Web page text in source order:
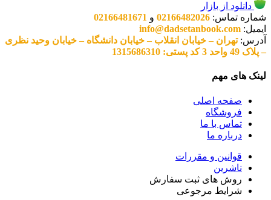
دانلود از بازار
شماره تماس: 02166482026 و 02166481671
ایمیل: info@dadsetanbook.com
آدرس:تهران – خیابان انقلاب – خیابان دانشگاه – خیابان وحید نظری
– پلاک 49 واحد 3 کد پستی: 1315686310
لینک های مهم
صفحه اصلی
فروشگاه
تماس با ما
درباره ما
قوانین و مقررات
ناشرین
روش های ثبت سفارش
شرایط مرجوعی